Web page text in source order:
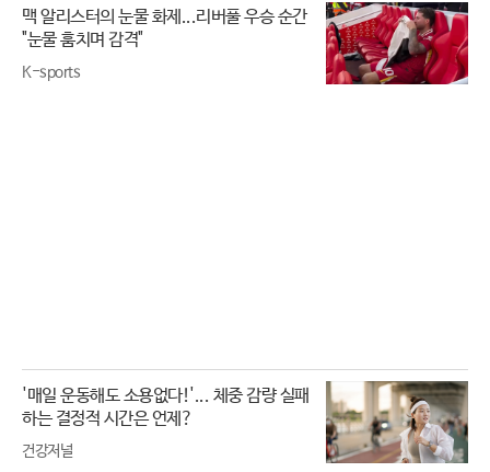
맥 알리스터의 눈물 화제...리버풀 우승 순간
"눈물 훔치며 감격"
K-sports
'매일 운동해도 소용없다!'... 체중 감량 실패
하는 결정적 시간은 언제?
건강저널